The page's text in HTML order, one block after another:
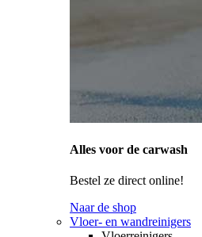
Alles voor de carwash
Bestel ze direct online!
Naar de shop
Vloer- en wandreinigers